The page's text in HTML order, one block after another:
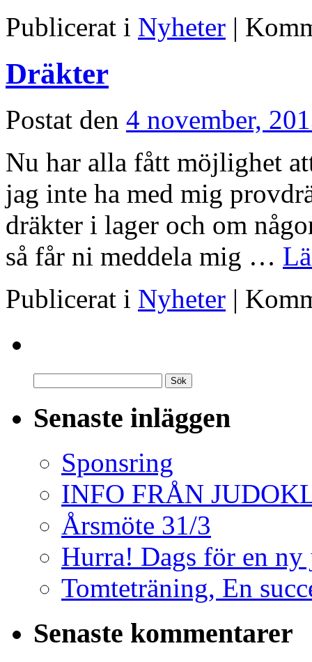
Publicerat i Nyheter |
Dräkter
Postat den 4 november,
Nu har alla fått möjlighet
jag inte ha med mig
dräkter i lager och om
så får ni meddela mig …
Publicerat i Nyheter |
Senaste inläggen
Sponsring
INFO FRÅN
Årsmöte 31/3
Hurra! Dags för en
Tomteträning, En
Senaste kommentarer